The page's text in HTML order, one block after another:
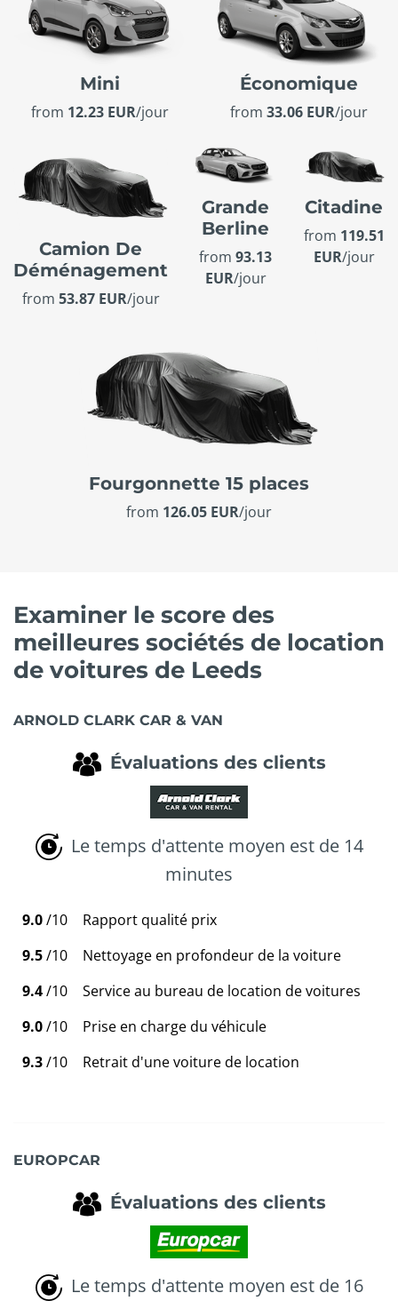
Mini
from 12.23 EUR/jour
Économique
from 33.06 EUR/jour
Camion De
Déménagement
from 53.87 EUR/jour
Grande
Berline
from 93.13
EUR/jour
Citadine
from 119.51
EUR/jour
Fourgonnette 15 places
from 126.05 EUR/jour
Examiner le score des
meilleures sociétés de location
de voitures de Leeds
ARNOLD CLARK CAR & VAN
Évaluations des clients
Le temps d'attente moyen est de 14
minutes
9.0/10
Rapport qualité prix
9.5/10
Nettoyage en profondeur de la voiture
9.4/10
Service au bureau de location de voitures
9.0/10
Prise en charge du véhicule
9.3/10 Retrait d'une voiture de location
EUROPCAR
Évaluations des clients
Le temps d'attente moyen est de 16